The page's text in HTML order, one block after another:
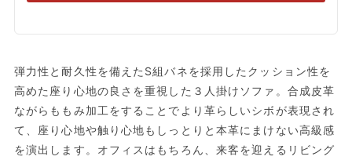
弾力性と耐久性を備えたS組バネを採用したクッション性を
高めた座り心地の良さを重視した３人掛けソファ。合成皮革
ながらももみ加工をすることでより革らしいシボが表現され
て、座り心地や触り心地もしっとりと本革にまけない高級感
を演出します。オフィスはもちろん、来客を迎えるリビング